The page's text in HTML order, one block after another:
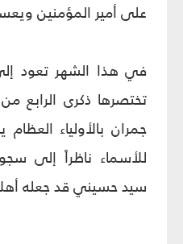
على أمير المؤمنين
في هذا الشهر تعود
تختصرها ذكرى الرابع
جمران بالأولياء
للأسماء ناظراً إلى
سيد حسيني قد جعله